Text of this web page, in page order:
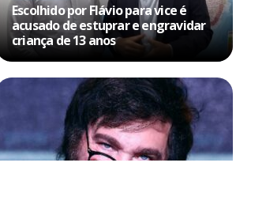
Escolhido por Flávio para vice é
acusado de estuprar e engravidar
criança de 13 anos